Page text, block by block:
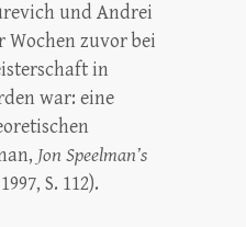
und Andrei
Wochen zuvor bei
in
war: eine
Jon Speelman’s
S. 112).